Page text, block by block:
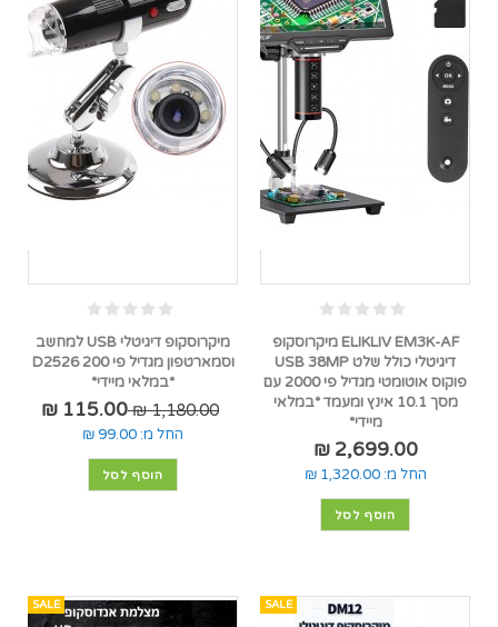
ELIKLIV EM3K-AF מיקרוסקופ
דיגיטלי כולל שלט USB 38MP
פוקוס אוטומטי מגדיל פי 2000 עם
מסך 10.1 אינץ ומעמד *במלאי
מיידי*
2,699.00 ₪
החל מ: 1,320.00 ₪
הוסף לסל
מיקרוסקופ דיגיטלי USB למחשב
וסמארטפון מגדיל פי 200 D2526
*במלאי מיידי*
1,180.00 ₪
115.00 ₪
החל מ: 99.00 ₪
הוסף לסל
SALE
SALE